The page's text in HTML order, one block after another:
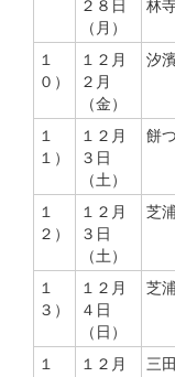
２８日
（月）
林寺
１
０）
１２月
２月
（金）
汐
１
１）
１２月
３日
（土）
餅
１
２）
１２月
３日
（土）
芝
１
３）
１２月
４日
（日）
芝
１
１２月
三